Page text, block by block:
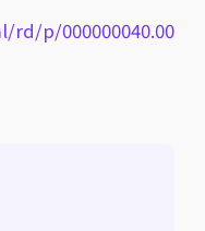
p/000000040.00